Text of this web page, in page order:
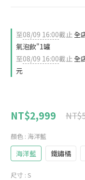
至08/09 16:00截止全
氣泡飲"1罐
至08/09 16:00截止全
元
NT$2,999
顏色 : 海洋藍
海洋藍 鐵鏽橘
尺寸 : S